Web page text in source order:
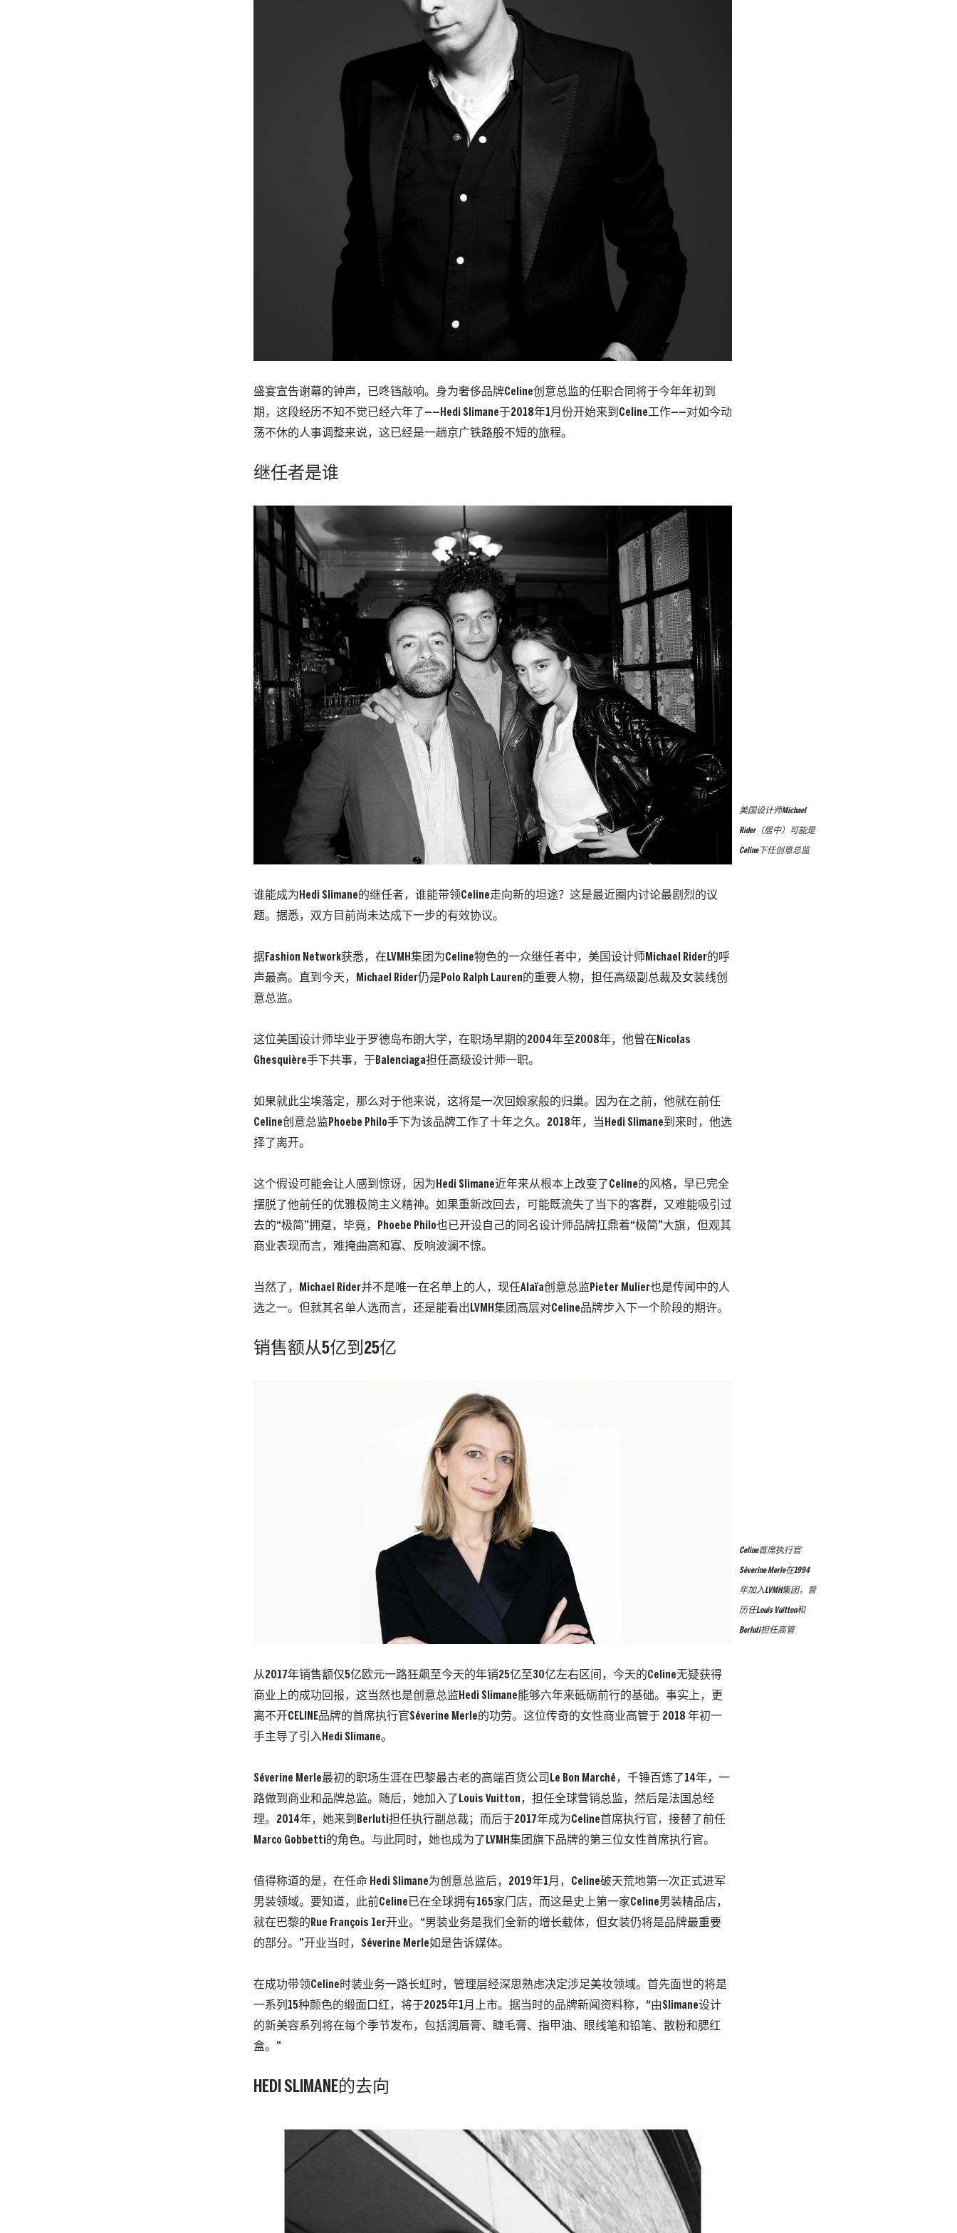
盛宴宣告谢幕的钟声，已咚铛敲响。身为奢侈品牌Celine创意总监的任职合同将于今年年初到
期，这段经历不知不觉已经六年了——Hedi Slimane于2018年1月份开始来到Celine工作——对如今动
荡不休的人事调整来说，这已经是一趟京广铁路般不短的旅程。
继任者是谁
美国设计师Michael
Rider（居中）可能是
Celine下任创意总监
谁能成为Hedi Slimane的继任者，谁能带领Celine走向新的坦途？这是最近圈内讨论最剧烈的议
题。据悉，双方目前尚未达成下一步的有效协议。
据Fashion Network获悉，在LVMH集团为Celine物色的一众继任者中，美国设计师Michael Rider的呼
声最高。直到今天，Michael Rider仍是Polo Ralph Lauren的重要人物，担任高级副总裁及女装线创
意总监。
这位美国设计师毕业于罗德岛布朗大学，在职场早期的2004年至2008年，他曾在Nicolas
Ghesquière手下共事，于Balenciaga担任高级设计师一职。
如果就此尘埃落定，那么对于他来说，这将是一次回娘家般的归巢。因为在之前，他就在前任
Celine创意总监Phoebe Philo手下为该品牌工作了十年之久。2018年，当Hedi Slimane到来时，他选
择了离开。
这个假设可能会让人感到惊讶，因为Hedi Slimane近年来从根本上改变了Celine的风格，早已完全
摆脱了他前任的优雅极简主义精神。如果重新改回去，可能既流失了当下的客群，又难能吸引过
去的“极简”拥趸，毕竟，Phoebe Philo也已开设自己的同名设计师品牌扛鼎着“极简”大旗，但观其
商业表现而言，难掩曲高和寡、反响波澜不惊。
当然了，Michael Rider并不是唯一在名单上的人，现任Alaïa创意总监Pieter Mulier也是传闻中的人
选之一。但就其名单人选而言，还是能看出LVMH集团高层对Celine品牌步入下一个阶段的期许。
销售额从5亿到25亿
Celine首席执行官
Séverine Merle在1994
年加入LVMH集团，曾
历任Louis Vuitton和
Berluti担任高管
从2017年销售额仅5亿欧元一路狂飙至今天的年销25亿至30亿左右区间，今天的Celine无疑获得
商业上的成功回报，这当然也是创意总监Hedi Slimane能够六年来砥砺前行的基础。事实上，更
离不开CELINE品牌的首席执行官Séverine Merle的功劳。这位传奇的女性商业高管于 2018 年初一
手主导了引入Hedi Slimane。
Séverine Merle最初的职场生涯在巴黎最古老的高端百货公司Le Bon Marché，千锤百炼了14年，一
路做到商业和品牌总监。随后，她加入了Louis Vuitton，担任全球营销总监，然后是法国总经
理。2014年，她来到Berluti担任执行副总裁；而后于2017年成为Celine首席执行官，接替了前任
Marco Gobbetti的角色。与此同时，她也成为了LVMH集团旗下品牌的第三位女性首席执行官。
值得称道的是，在任命 Hedi Slimane为创意总监后，2019年1月，Celine破天荒地第一次正式进军
男装领域。要知道，此前Celine已在全球拥有165家门店，而这是史上第一家Celine男装精品店，
就在巴黎的Rue François 1er开业。“男装业务是我们全新的增长载体，但女装仍将是品牌最重要
的部分。”开业当时，Séverine Merle如是告诉媒体。
在成功带领Celine时装业务一路长虹时，管理层经深思熟虑决定涉足美妆领域。首先面世的将是
一系列15种颜色的缎面口红，将于2025年1月上市。据当时的品牌新闻资料称，“由Slimane设计
的新美容系列将在每个季节发布，包括润唇膏、睫毛膏、指甲油、眼线笔和铅笔、散粉和腮红
盒。”
HEDI SLIMANE的去向